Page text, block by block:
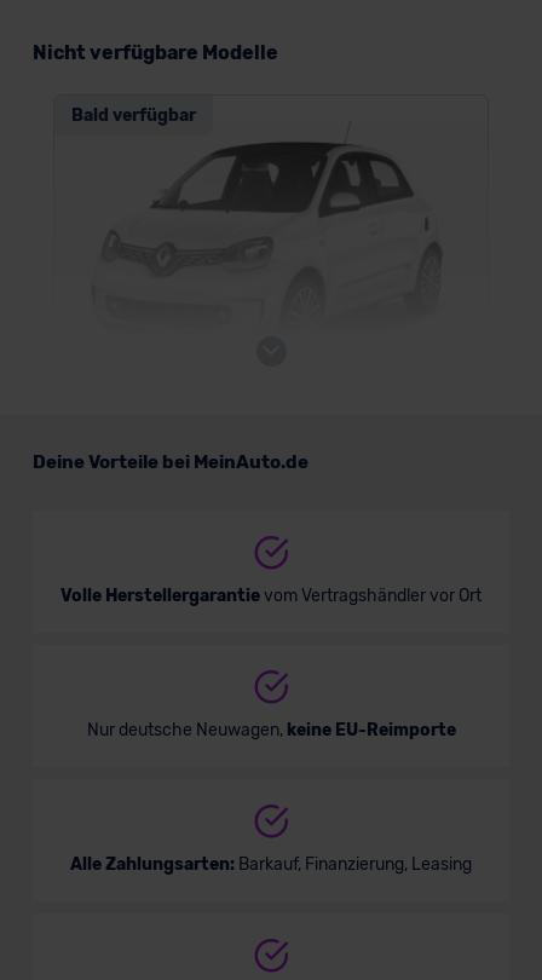
Nicht verfügbare Modelle
Bald verfügbar
Deine Vorteile bei MeinAuto.de
Volle Herstellergarantievom Vertragshändler vor Ort
Nur deutsche Neuwagen, keine EU-Reimporte
Alle Zahlungsarten: Barkauf, Finanzierung, Leasing